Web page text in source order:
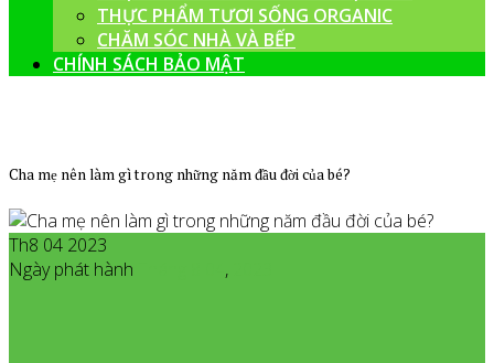
THỰC PHẨM TƯƠI SỐNG ORGANIC
CHĂM SÓC NHÀ VÀ BẾP
CHÍNH SÁCH BẢO MẬT
Cha mẹ nên làm gì trong những năm đầu đời của bé?
Th8 04 2023
Ngày phát hành
,